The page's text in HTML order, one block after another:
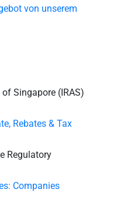
von unserem
Singapore (IRAS)
Rebates & Tax
Regulatory
Companies